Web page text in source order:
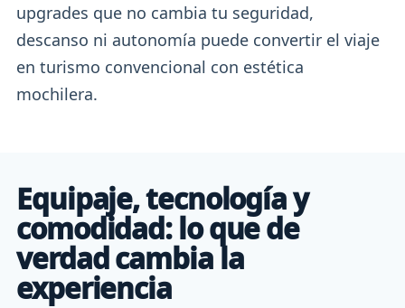
upgrades que no cambia tu seguridad,
descanso ni autonomía puede convertir el viaje
en turismo convencional con estética
mochilera.
Equipaje, tecnología y
comodidad: lo que de
verdad cambia la
experiencia